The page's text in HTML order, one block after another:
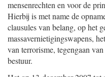
mensenrechten en voor de
Hierbij is met name de
clausules van belang, op het
massavernietigingswapens,
van terrorisme, tegengaan
bestuur.